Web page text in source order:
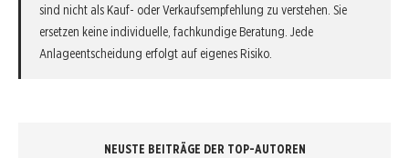
sind nicht als Kauf- oder Verkaufsempfehlung zu verstehen. Sie
ersetzen keine individuelle, fachkundige Beratung. Jede
Anlageentscheidung erfolgt auf eigenes Risiko.
NEUSTE BEITRÄGE DER TOP-AUTOREN